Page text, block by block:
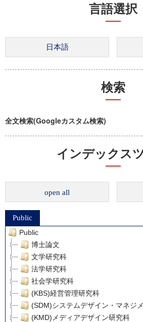
言語選択
検索
全文検索(Googleカスタム検索)
インデックス
open all
Public
Public
博士論文
文学研究科
法学研究科
社会学研究科
(KBS)経営管理研究科
(SDM)システムデザイン・マネジ
(KMD)メディアデザイン研究科